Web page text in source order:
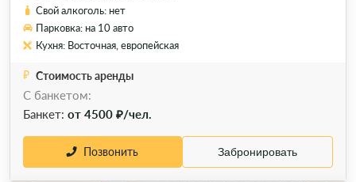
Свой алкоголь: нет
Парковка: на 10 авто
Кухня: Восточная, европейская
Стоимость аренды
С банкетом:
Банкет: от 4500 ₽/чел.
Позвонить Забронировать